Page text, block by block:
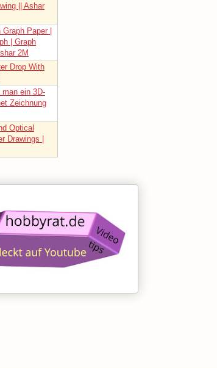
|| Ashar
Graph Paper |
| Graph
2M
Drop With
ein 3D-
Zeichnung
Optical
Drawings |